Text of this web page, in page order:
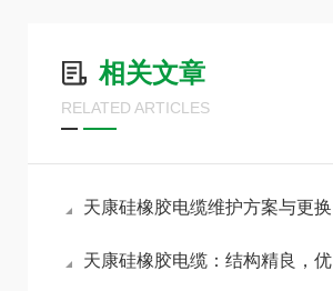
相关文章
RELATED ARTICLES
天康硅橡胶电缆维护方案与更换频率指南
天康硅橡胶电缆：结构精良，优点明显